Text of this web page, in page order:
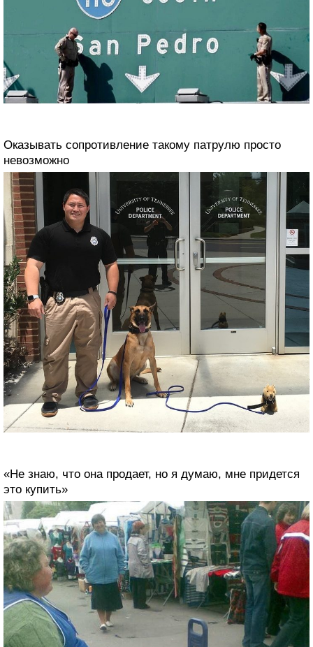
Оказывать сопротивление такому патрулю просто
невозможно
«Не знаю, что она продает, но я думаю, мне придется
это купить»